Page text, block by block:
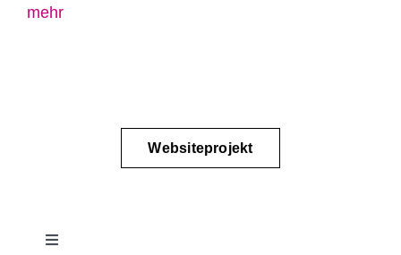
mehr
Websiteprojekt
Toggle